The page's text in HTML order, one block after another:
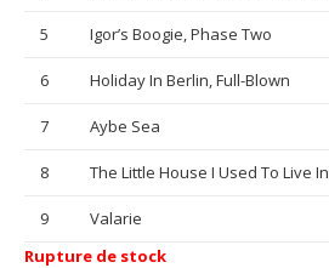
5 Igor’s Boogie, Phase Two
6 Holiday In Berlin, Full-Blown
7 Aybe Sea
8 The Little House I Used To Live In
9 Valarie
Rupture de stock